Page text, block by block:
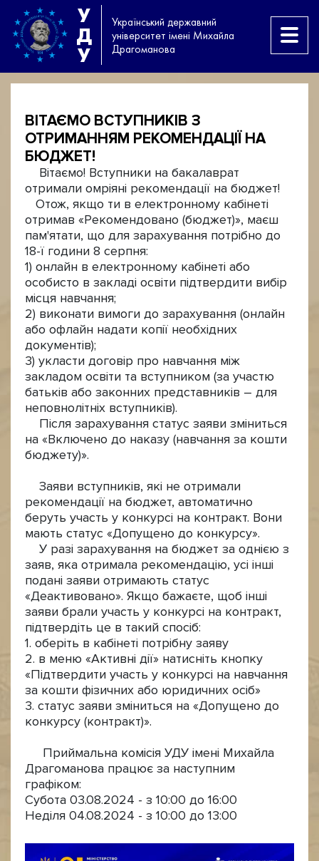
У
Д
У
Український державний
університет імені Михайла
Драгоманова
ВІТАЄМО ВСТУПНИКІВ З
ОТРИМАННЯМ РЕКОМЕНДАЦІЇ НА
БЮДЖЕТ!
Вітаємо! Вступники на бакалаврат
отримали омріяні рекомендації на бюджет!
Отож, якщо ти в електронному кабінеті
отримав «Рекомендовано (бюджет)», маєш
пам'ятати, що для зарахування потрібно до
18-ї години 8 серпня:
1) онлайн в електронному кабінеті або
особисто в закладі освіти підтвердити вибір
місця навчання;
2) виконати вимоги до зарахування (онлайн
або офлайн надати копії необхідних
документів);
3) укласти договір про навчання між
закладом освіти та вступником (за участю
батьків або законних представників – для
неповнолітніх вступників).
Після зарахування статус заяви зміниться
на «Включено до наказу (навчання за кошти
бюджету)».
Заяви вступників, які не отримали
рекомендації на бюджет, автоматично
беруть участь у конкурсі на контракт. Вони
мають статус «Допущено до конкурсу».
У разі зарахування на бюджет за однією з
заяв, яка отримала рекомендацію, усі інші
подані заяви отримають статус
«Деактивовано». Якщо бажаєте, щоб інші
заяви брали участь у конкурсі на контракт,
підтвердіть це в такий спосіб:
1. оберіть в кабінеті потрібну заяву
2. в меню «Активні дії» натисніть кнопку
«Підтвердити участь у конкурсі на навчання
за кошти фізичних або юридичних осіб»
3. статус заяви зміниться на «Допущено до
конкурсу (контракт)».
Приймальна комісія УДУ імені Михайла
Драгоманова працює за наступним
графіком:
Субота 03.08.2024 - з 10:00 до 16:00
Неділя 04.08.2024 - з 10:00 до 13:00